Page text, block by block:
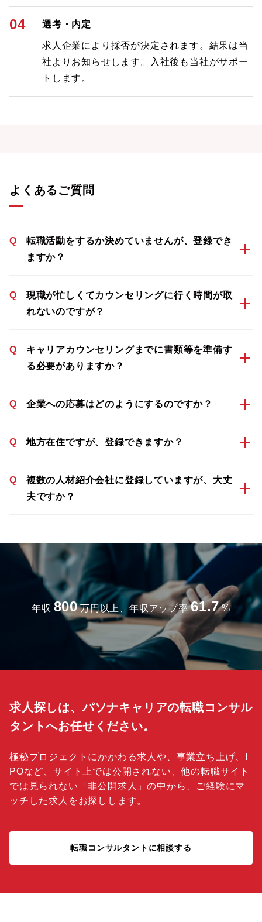
04 選考・内定
求人企業により採否が決定されます。結果は当
社よりお知らせします。入社後も当社がサポー
トします。
よくあるご質問
Q
転職活動をするか決めていませんが、登録でき
ますか？
Q
現職が忙しくてカウンセリングに行く時間が取
れないのですが？
Q
キャリアカウンセリングまでに書類等を準備す
る必要がありますか？
Q 企業への応募はどのようにするのですか？
Q 地方在住ですが、登録できますか？
Q
複数の人材紹介会社に登録していますが、大丈
夫ですか？
年収 800 万円以上、年収アップ率 61.7 %
求人探しは、パソナキャリアの転職コンサル
タントへお任せください。
極秘プロジェクトにかかわる求人や、事業立ち上げ、I
POなど、サイト上では公開されない、他の転職サイト
では見られない「非公開求人 」の中から、ご経験にマ
ッチした求人をお探しします。
転職コンサルタントに相談する